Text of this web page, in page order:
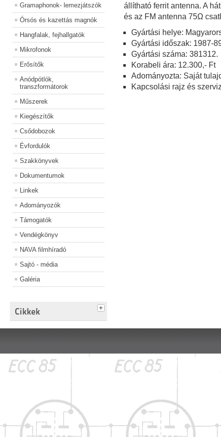
Gramaphonok- lemezjátszók
Órsós és kazettás magnók
Hangfalak, fejhallgatók
Mikrofonok
Erősítők
Anódpótlók,
transzformátorok
Műszerek
Kiegészítők
Csődobozok
Évfordulók
Szakkönyvek
Dokumentumok
Linkek
Adományozók
Támogatók
Vendégkönyv
NAVA filmhíradó
Sajtó - média
Galéria
Cikkek
állítható ferrit antenna. A
és az FM antenna 75Ω
Gyártási helye:
Gyártási időszak: 1987-
Gyártási száma: 381312.
Korabeli ára: 12.300,- Ft
Adományozta: Saját
Kapcsolási rajz és